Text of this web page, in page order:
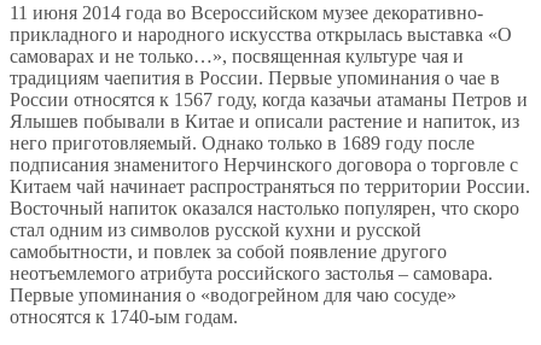
11 июня 2014 года во Всероссийском музее декоративно-
прикладного и народного искусства открылась выставка «О
самоварах и не только…», посвященная культуре чая и
традициям чаепития в России. Первые упоминания о чае в
России относятся к 1567 году, когда казачьи атаманы Петров и
Ялышев побывали в Китае и описали растение и напиток, из
него приготовляемый. Однако только в 1689 году после
подписания знаменитого Нерчинского договора о торговле с
Китаем чай начинает распространяться по территории России.
Восточный напиток оказался настолько популярен, что скоро
стал одним из символов русской кухни и русской
самобытности, и повлек за собой появление другого
неотъемлемого атрибута российского застолья – самовара.
Первые упоминания о «водогрейном для чаю сосуде»
относятся к 1740-ым годам.